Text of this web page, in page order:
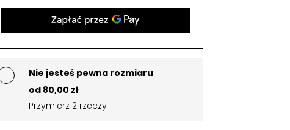
Nie jesteś pewna rozmiaru
od 80,00 zł
Przymierz 2 rzeczy